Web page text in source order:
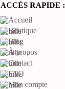
ACCÈS RAPIDE :
Accueil
Boutique
Blog
À propos
Contact
FAQ
Mon compte